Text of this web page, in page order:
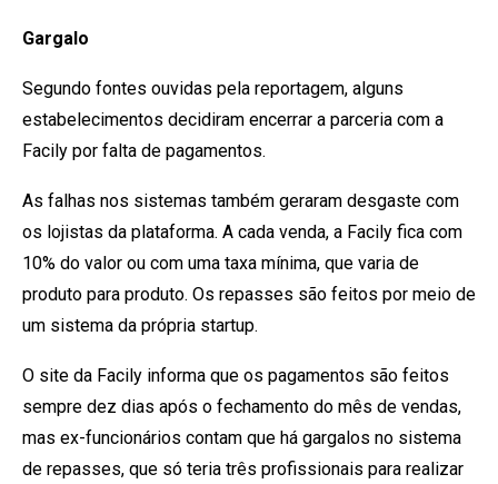
Gargalo
Segundo fontes ouvidas pela reportagem, alguns
estabelecimentos decidiram encerrar a parceria com a
Facily por falta de pagamentos.
As falhas nos sistemas também geraram desgaste com
os lojistas da plataforma. A cada venda, a Facily fica com
10% do valor ou com uma taxa mínima, que varia de
produto para produto. Os repasses são feitos por meio de
um sistema da própria startup.
O site da Facily informa que os pagamentos são feitos
sempre dez dias após o fechamento do mês de vendas,
mas ex-funcionários contam que há gargalos no sistema
de repasses, que só teria três profissionais para realizar